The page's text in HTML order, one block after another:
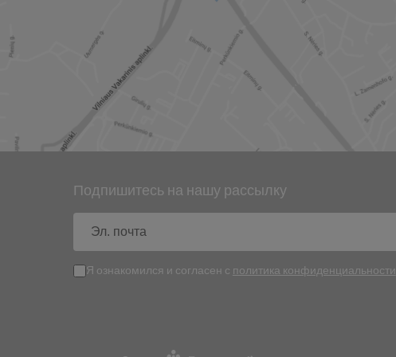
Подпишитесь на нашу рассылку
Я ознакомился и согласен с политика конфиденциальности